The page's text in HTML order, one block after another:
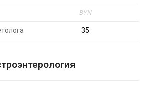
BYN
35